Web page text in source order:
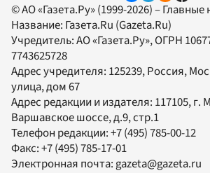
© АО «Газета.Ру» (1999-2026) –
Название: Газета.Ru (Gazeta.Ru)
Учредитель:АО «Газета.Ру», ОГРН
7743625728
Адрес учредителя: 125239, Россия,
улица, дом 67
Адрес редакции и издателя: 117105, г.
Варшавское шоссе, д.9, стр.1
Телефон редакции:+7 (495) 785-00-12
Факс:+7 (495) 785-17-01
Электронная почта: gazeta@gazeta.ru